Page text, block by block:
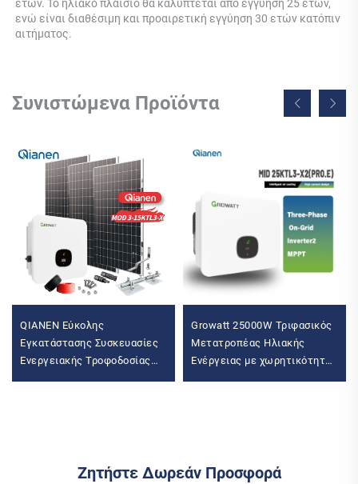
ετών. Το ηλιακό πλαίσιο θα καλύπτεται από εγγύηση 25 ετών,
ενώ είναι διαθέσιμη και προαιρετική εγγύηση 30 ετών κατόπιν
αιτήματος.
Συνιστώμενα Προϊόντα
QIANEN Εύκολης
Εγκατάστασης Συσκευασίες
Ενεργειακής Τροφοδοσίας
Growatt 25000W Τριφασικός
Μετατροπέας Ηλιακής
Ενέργειας με χωρητικότητα
Ζητήστε Δωρεάν Προσφορά